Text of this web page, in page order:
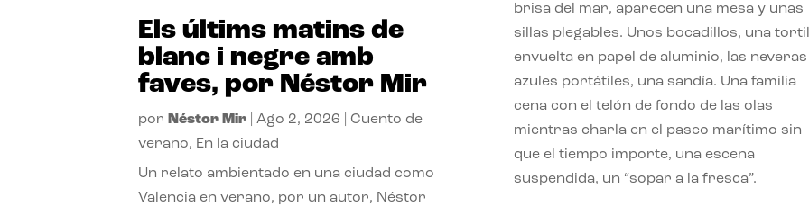
Els últims matins de
blanc i negre amb
faves, por Néstor Mir
por Néstor Mir |Ago 2, 2026 |Cuento de
verano, En la ciudad
Un relato ambientado en una ciudad como
Valencia en verano, por un autor, Néstor
brisa del mar, aparecen una mesa y unas
sillas plegables. Unos bocadillos, una
envuelta en papel de aluminio, las neveras
azules portátiles, una sandía. Una familia
cena con el telón de fondo de las olas
mientras charla en el paseo marítimo sin
que el tiempo importe, una escena
suspendida, un “sopar a la fresca”.